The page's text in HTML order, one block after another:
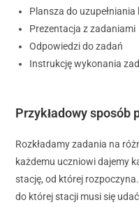
Plansza do
Prezentacja z zadaniami
Odpowiedzi do zadań
Instrukcję wykonania
Przykładowy sposób
Rozkładamy zadania na
każdemu uczniowi dajemy
stację, od której
do której stacji musi się